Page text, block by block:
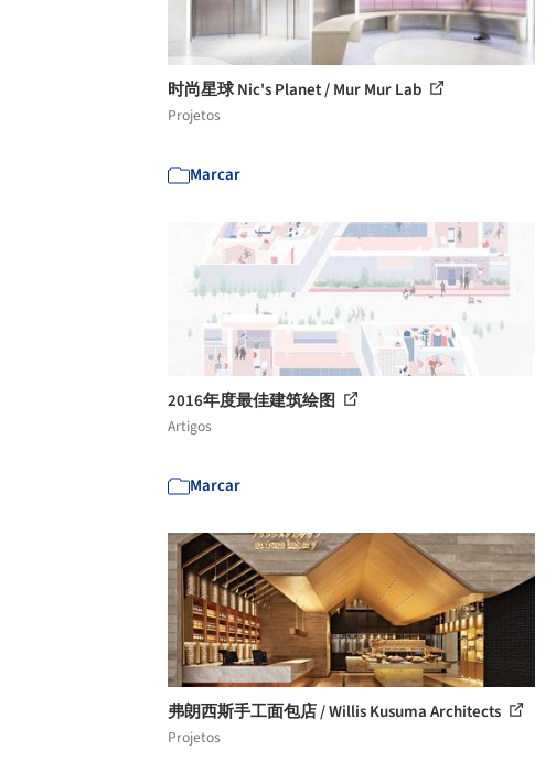
时尚星球 Nic's Planet / Mur Mur Lab
Projetos
Marcar
2016年度最佳建筑绘图
Artigos
Marcar
弗朗西斯手工面包店 / Willis Kusuma Architects
Projetos